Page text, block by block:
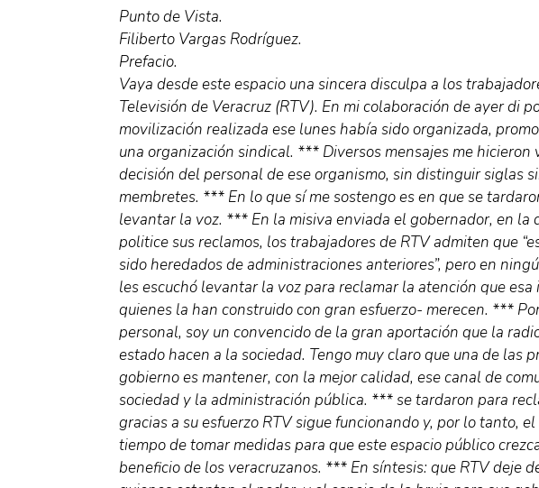
Punto de Vista.
Filiberto Vargas Rodríguez.
Prefacio.
Vaya desde este espacio una sincera disculpa a los
Televisión de Veracruz (RTV). En mi colaboración de ayer di
movilización realizada ese lunes había sido organizada,
una organización sindical. *** Diversos mensajes me hicieron
decisión del personal de ese organismo, sin distinguir siglas
membretes. *** En lo que sí me sostengo es en que se
levantar la voz. *** En la misiva enviada el gobernador, en la
politice sus reclamos, los trabajadores de RTV admiten que
sido heredados de administraciones anteriores”, pero en
les escuchó levantar la voz para reclamar la atención que
quienes la han construido con gran esfuerzo- merecen. ***
personal, soy un convencido de la gran aportación que la
estado hacen a la sociedad. Tengo muy claro que una de las
gobierno es mantener, con la mejor calidad, ese canal de
sociedad y la administración pública. *** se tardaron para
gracias a su esfuerzo RTV sigue funcionando y, por lo tanto,
tiempo de tomar medidas para que este espacio público
beneficio de los veracruzanos. *** En síntesis: que RTV deje